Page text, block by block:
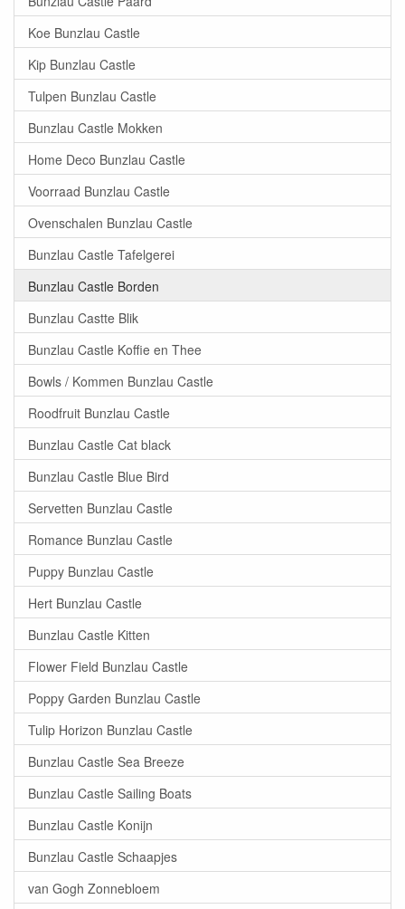
Koe Bunzlau Castle
Kip Bunzlau Castle
Tulpen Bunzlau Castle
Bunzlau Castle Mokken
Home Deco Bunzlau Castle
Voorraad Bunzlau Castle
Ovenschalen Bunzlau Castle
Bunzlau Castle Tafelgerei
Bunzlau Castle Borden
Bunzlau Castte Blik
Bunzlau Castle Koffie en Thee
Bowls / Kommen Bunzlau Castle
Roodfruit Bunzlau Castle
Bunzlau Castle Cat black
Bunzlau Castle Blue Bird
Servetten Bunzlau Castle
Romance Bunzlau Castle
Puppy Bunzlau Castle
Hert Bunzlau Castle
Bunzlau Castle Kitten
Flower Field Bunzlau Castle
Poppy Garden Bunzlau Castle
Tulip Horizon Bunzlau Castle
Bunzlau Castle Sea Breeze
Bunzlau Castle Sailing Boats
Bunzlau Castle Konijn
Bunzlau Castle Schaapjes
van Gogh Zonnebloem